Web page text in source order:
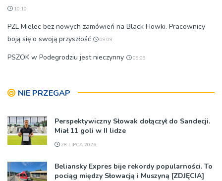
10:10
PZL Mielec bez nowych zamówień na Black Howki. Pracownicy
boją się o swoją przyszłość
09:09
PSZOK w Podegrodziu jest nieczynny 09:09
NIE PRZEGAP
Perspektywiczny Słowak dołączył do Sandecji.
Miał 11 goli w II lidze
28 LIPCA 2026
Beliansky Expres bije rekordy popularności. To
pociąg między Słowacją i Muszyną [ZDJĘCIA]